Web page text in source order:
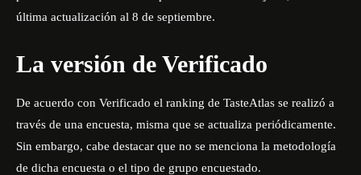
última actualización al 8 de septiembre.
La versión de Verificado
De acuerdo con Verificado el ranking de TasteAtlas se realizó a
través de una encuesta, misma que se actualiza periódicamente.
Sin embargo, cabe destacar que no se menciona la metodología
de dicha encuesta o el tipo de grupo encuestado.